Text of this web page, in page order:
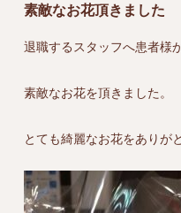
素敵なお花頂きました
退職するスタッフへ患者様
素敵なお花を頂きました。
とても綺麗なお花をありが